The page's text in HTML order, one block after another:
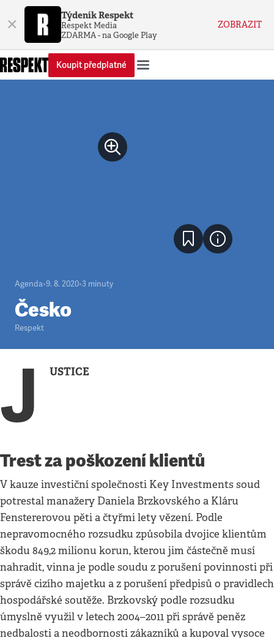
× Týdeník Respekt
Respekt Media
ZDARMA - na Google Play
ZOBRAZIT
Koupit předplatné
Agenda•9. 8. 2020•3 minuty
Česko
Respekt
J USTICE
Trest za poškození klientů
V kauze investiční společnosti Key Investments soud
potrestal manažery Daniela Brzkovského a Kláru
Fenstererovou pěti a čtyřmi lety vězení. Podle
nepravomocného rozsudku způsobila dvojice klientům
škodu 849,2 milionu korun, kterou jim částečně musí
nahradit, vinna je podle soudu z porušení povinnosti při
správě cizího majetku a z porušení předpisů o pravidlech
hospodářské soutěže. Brzkovský podle rozsudku
úmyslně využil v letech 2004–2011 při správě peněz
nedbalosti a neodbornosti zákazníků a kupoval vysoce